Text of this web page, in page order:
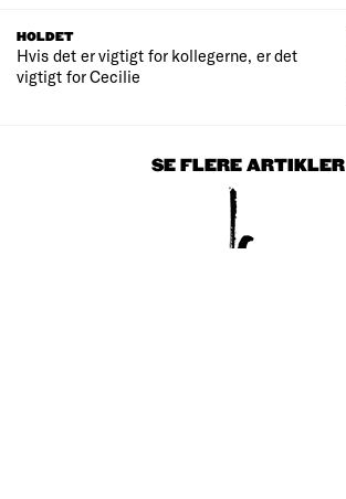
HOLDET
Hvis det er vigtigt for kollegerne, er det
vigtigt for Cecilie
SE FLERE ARTIKLER